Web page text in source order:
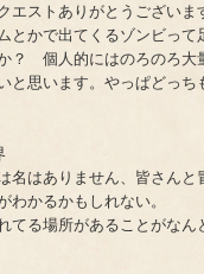
エストありがとうございま
とかで出てくるゾンビって
？ 個人的にはのろのろ大
と思います。やっぱどっち
名はありません、皆さんと
わかるかもしれない。
てる場所があることがなん